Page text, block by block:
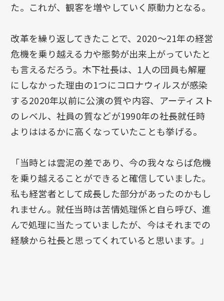
た。これが、観客を増やしていく原動力となる。
改革を繰り返してきたことで、2020～21年の経営
危機を乗り越える力や態勢が出来上がっていたと
も言えるだろう。木下社長は、1人の団員も解雇
にしなかった理由の1つにコロナウィルスが感染
する2020年以前に公演の質や内容、アーティスト
のレベル、社員の質などが1990年の社長就任時
よりははるかに高くなっていたことも挙げる。
「当時とは雲泥の差であり、今の我々ならば危機
を乗り越えることができると確信していました。
私も経営者として成長した部分があったのかもし
れません。就任当時は苦情処理係と自ら呼び、進
んで処理に当たっていましたが、今はそれまでの
経験から社長と思ってくれていると思います。」